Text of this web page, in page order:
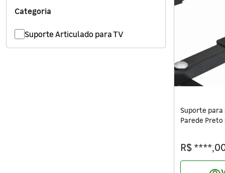
Jardim e Varanda
Limpeza de Casa
Categoria
Suporte Articulado para TV
Suporte para
Parede Preto
R$